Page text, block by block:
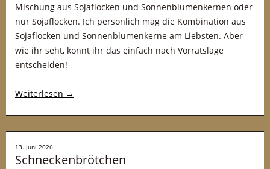
Mischung aus Sojaflocken und Sonnenblumenkernen oder
nur Sojaflocken. Ich persönlich mag die Kombination aus
Sojaflocken und Sonnenblumenkerne am Liebsten. Aber
wie ihr seht, könnt ihr das einfach nach Vorratslage
entscheiden!
Weiterlesen →
13. Juni 2026
Schneckenbrötchen